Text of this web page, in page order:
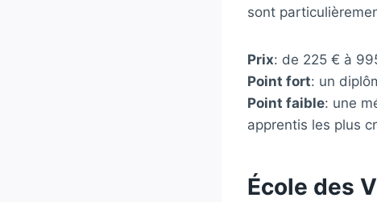
sont
Prix: de 225 € à
Point fort: un
Point faible: une
apprentis les plus
École des